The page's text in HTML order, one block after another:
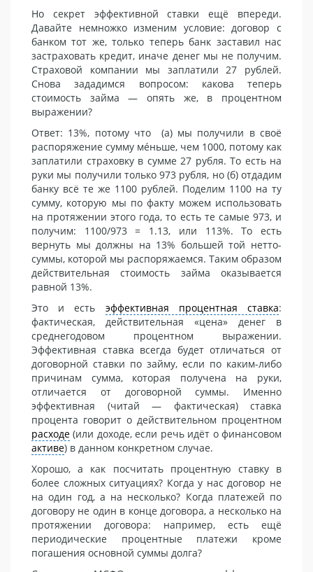
Но секрет эффективной ставки ещё впереди.
Давайте немножко изменим условие: договор с
банком тот же, только теперь банк заставил нас
застраховать кредит, иначе денег мы не получим.
Страховой компании мы заплатили 27 рублей.
Снова зададимся вопросом: какова теперь
стоимость займа — опять же, в процентном
выражении?
Ответ: 13%, потому что (а) мы получили в своё
распоряжение сумму мéньше, чем 1000, потому как
заплатили страховку в сумме 27 рубля. То есть на
руки мы получили только 973 рубля, но (б) отдадим
банку всё те же 1100 рублей. Поделим 1100 на ту
сумму, которую мы по факту можем использовать
на протяжении этого года, то есть те самые 973, и
получим: 1100/973 = 1.13, или 113%. То есть
вернуть мы должны на 13% большей той нетто-
суммы, которой мы распоряжаемся. Таким образом
действительная стоимость займа оказывается
равной 13%.
Это и есть эффективная процентная ставка:
фактическая, действительная «цена» денег в
среднегодовом процентном выражении.
Эффективная ставка всегда будет отличаться от
договорной ставки по займу, если по каким-либо
причинам сумма, которая получена на руки,
отличается от договорной суммы. Именно
эффективная (читай — фактическая) ставка
процента говорит о действительном процентном
расходе (или доходе, если речь идёт о финансовом
активе) в данном конкретном случае.
Хорошо, а как посчитать процентную ставку в
более сложных ситуациях? Когда у нас договор не
на один год, а на несколько? Когда платежей по
договору не один в конце договора, а несколько на
протяжении договора: например, есть ещё
периодические процентные платежи кроме
погашения основной суммы долга?